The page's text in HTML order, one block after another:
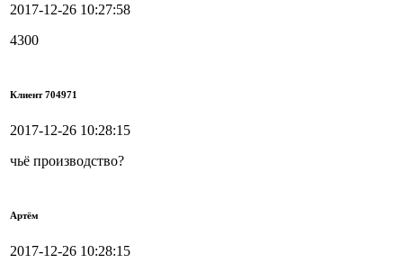
2017-12-26 10:27:58
4300
Клиент 704971
2017-12-26 10:28:15
чьё производство?
Артём
2017-12-26 10:28:15